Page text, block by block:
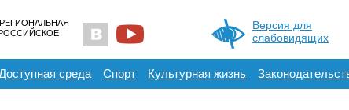
Версия для
слабовидящих
среда Спорт Культурная жизнь